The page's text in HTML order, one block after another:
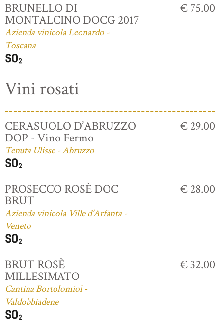
BRUNELLO DI
MONTALCINO DOCG 2017
Azienda vinicola Leonardo -
Toscana
€ 75.00
Vini rosati
CERASUOLO D’ABRUZZO
DOP - Vino Fermo
Tenuta Ulisse - Abruzzo
€ 29.00
PROSECCO ROSÈ DOC
BRUT
Azienda vinicola Ville d’Arfanta -
Veneto
€ 28.00
BRUT ROSÈ
MILLESIMATO
Cantina Bortolomiol -
Valdobbiadene
€ 32.00